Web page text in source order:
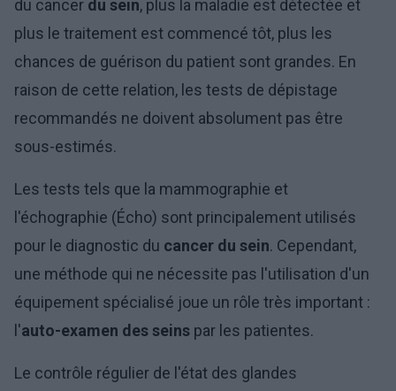
du cancer du sein, plus la maladie est détectée et
plus le traitement est commencé tôt, plus les
chances de guérison du patient sont grandes. En
raison de cette relation, les tests de dépistage
recommandés ne doivent absolument pas être
sous-estimés.
Les tests tels que la mammographie et
l'échographie (Écho) sont principalement utilisés
pour le diagnostic du cancer du sein. Cependant,
une méthode qui ne nécessite pas l'utilisation d'un
équipement spécialisé joue un rôle très important :
l'auto-examen des seins par les patientes.
Le contrôle régulier de l'état des glandes